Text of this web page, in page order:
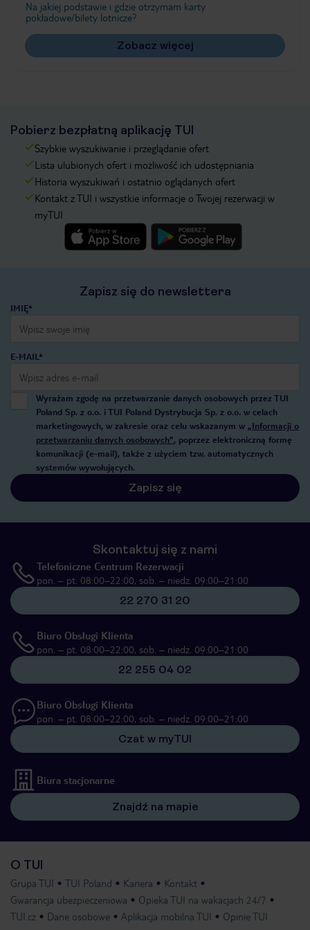
Na jakiej podstawie i gdzie otrzymam karty
pokładowe/bilety lotnicze?
Zobacz więcej
Pobierz bezpłatną aplikację TUI
Szybkie wyszukiwanie i przeglądanie ofert
Lista ulubionych ofert i możliwość ich udostępniania
Historia wyszukiwań i ostatnio oglądanych ofert
Kontakt z TUI i wszystkie informacje o Twojej rezerwacji w
myTUI
Zapisz się do newslettera
IMIĘ*
E-MAIL*
Wyrażam zgodę na przetwarzanie danych osobowych przez TUI
Poland Sp. z o.o. i TUI Poland Dystrybucja Sp. z o.o. w celach
marketingowych, w zakresie oraz celu wskazanym w „Informacji o
przetwarzaniu danych osobowych”, poprzez elektroniczną formę
komunikacji (e-mail), także z użyciem tzw. automatycznych
systemów wywołujących.
Zapisz się
Skontaktuj się z nami
Telefoniczne Centrum Rezerwacji
pon. – pt. 08:00–22:00, sob. – niedz. 09:00–21:00
22 270 31 20
Biuro Obsługi Klienta
pon. – pt. 08:00–22:00, sob. – niedz. 09:00–21:00
22 255 04 02
Biuro Obsługi Klienta
pon. – pt. 08:00–22:00, sob. – niedz. 09:00–21:00
Czat w myTUI
Biura stacjonarne
Znajdź na mapie
O TUI
Grupa TUI TUI Poland Kariera
Kontakt
Gwarancja ubezpieczeniowa
Opieka TUI na wakacjach 24/7
TUI.cz
Dane osobowe Aplikacja mobilna TUI Opinie TUI